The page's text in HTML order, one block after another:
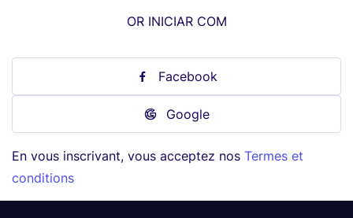
OR INICIAR COM
Facebook
Google
En vous inscrivant, vous acceptez nos Termes et
conditions